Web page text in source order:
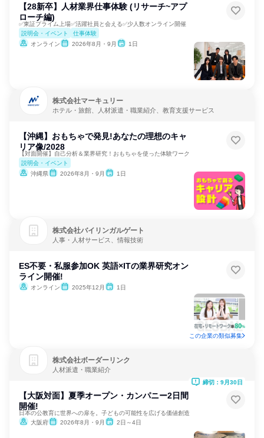
【28新卒】人材業界仕事体験 (リサーチ~アプ
ローチ編)
✅東証プライム上場✅活躍社員と会える✅少人数オンライン開催
説明会・イベント
仕事体験
オンライン
2026年8月・9月 1日
株式会社マーキュリー
ホテル・旅館、人材派遣・職業紹介、教育支援サービス
【沖縄】おもちゃで発見!あなたの理想のキャ
リア像/2028
【対面開催】自己分析＆業界研究！おもちゃを使った体験ワーク
説明会・イベント
沖縄県
2026年8月・9月 1日
株式会社バイリンガルゲート
人事・人材サービス、情報技術
ES不要・私服参加OK 英語×ITの業界研究オン
ライン開催!
オンライン 2025年12月 1日
この企業の類似募集
株式会社ボーダーリンク
人材派遣・職業紹介
【大阪対面】夏季オープン・カンパニー2日間
開催!
日本の公教育に世界への扉を。子どもの可能性を広げる価値創造
大阪府
2026年8月・9月 2日～4日
締切：9月30日